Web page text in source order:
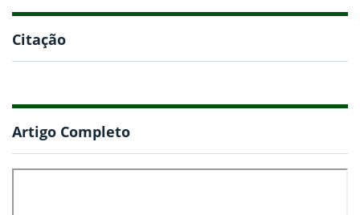
Citação
Artigo Completo